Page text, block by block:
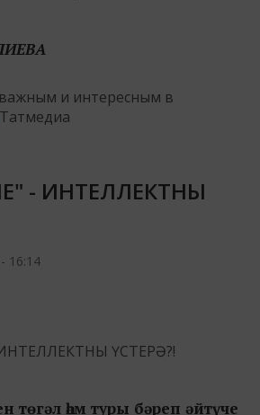
и интересным в
Татмедиа
- ИНТЕЛЛЕКТНЫ
16:14
төгәл һәм туры бәреп әйтүче